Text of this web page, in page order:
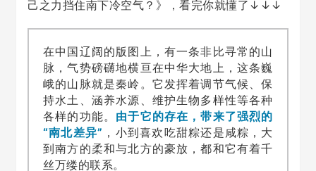
己之力挡住南下冷空气？》，看完你就懂了↓↓↓
在中国辽阔的版图上，有一条非比寻常的山
脉，气势磅礴地横亘在中华大地上，这条巍
峨的山脉就是秦岭。它发挥着调节气候、保
持水土、涵养水源、维护生物多样性等各种
各样的功能。 由于它的存在，带来了强烈的
“南北差异” ，小到喜欢吃甜粽还是咸粽，大
到南方的柔和与北方的豪放，都和它有着千
丝万缕的联系。